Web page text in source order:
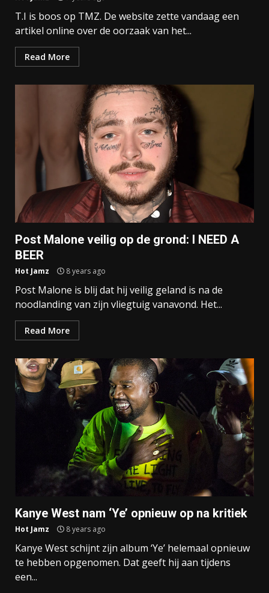
T.I is boos op TMZ. De website zette vandaag een
artikel online over de oorzaak van het...
Read More
Post Malone veilig op de grond: I NEED A
BEER
Hot Jamz 8 years ago
Post Malone is blij dat hij veilig geland is na de
noodlanding van zijn vliegtuig vanavond. Het...
Read More
Kanye West nam ‘Ye’ opnieuw op na kritiek
Hot Jamz 8 years ago
Kanye West schijnt zijn album ‘Ye’ helemaal opnieuw
te hebben opgenomen. Dat geeft hij aan tijdens
een...